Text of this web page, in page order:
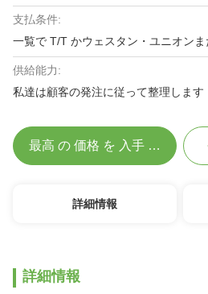
支払条件:
一覧で T/T かウェスタン・ユニオン
供給能力:
私達は顧客の発注に従って整理します
最高 の 価格 を 入手 する
詳細情報
詳細情報